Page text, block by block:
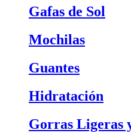
Gafas de Sol
Mochilas
Guantes
Hidratación
Gorras Ligeras